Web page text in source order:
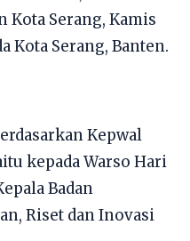
Serang, Kamis
Kota Serang, Banten.
Kepwal
kepada Warso Hari
Badan
Riset dan Inovasi